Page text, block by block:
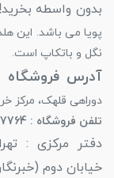
بدون واسطه بخرید!
پویا می باشد. این
نگل و باتکاپ است.
آدرس فروشگاه
دوراهی قلهک، مرکز
تلفن فروشگاه : 47764-021 داخلی 120
دفتر مرکزی :
خیابان دوم